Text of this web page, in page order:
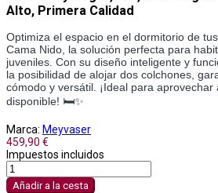
Alto, Primera Calidad
Optimiza el espacio en el dormitorio de
Cama Nido, la solución perfecta para
juveniles. Con su diseño inteligente y
la posibilidad de alojar dos colchones,
cómodo y versátil. ¡Ideal para
disponible! 🛏️✨
Marca: Meyvaser
459,90 €
Impuestos incluidos
Añadir a la cesta